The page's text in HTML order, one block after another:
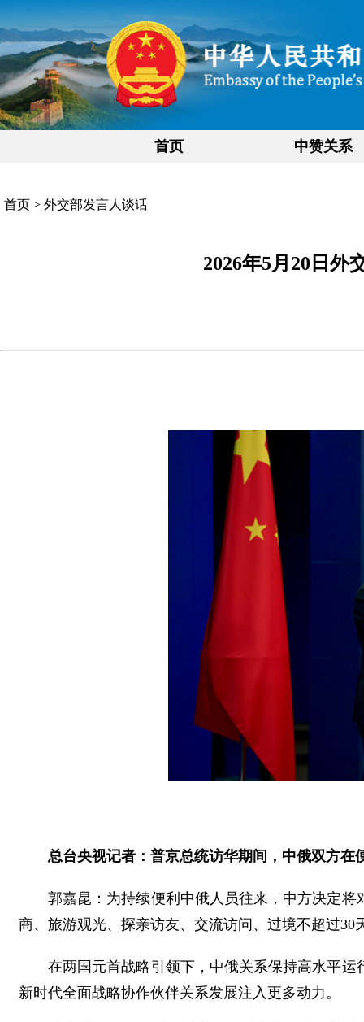
首页 中赞关系
首页 > 外交部发言人谈话
2026年5月20日外
总台央视记者：普京总统访华期间，中俄双方
郭嘉昆：为持续便利中俄人员往来，中方决定将
商、旅游观光、探亲访友、交流访问、过境不超过30
在两国元首战略引领下，中俄关系保持高水平
新时代全面战略协作伙伴关系发展注入更多动力。